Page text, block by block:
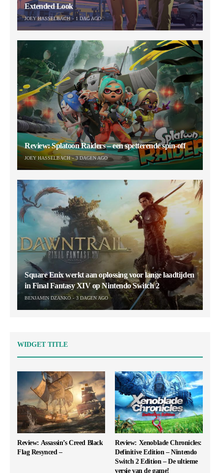
Extended Look
JOEY HASSELBACH 1 DAG AGO
Review: Splatoon Raiders – een spetterende spin-off
JOEY HASSELBACH 3 DAGEN AGO
Square Enix werkt aan oplossing voor lange laadtijden
in Final Fantasy XIV op Nintendo Switch 2
BENJAMIN DZANKO 3 DAGEN AGO
WIDGET TITLE
Review: Assassin’s Creed Black
Flag Resynced –
Review: Xenoblade Chronicles:
Definitive Edition – Nintendo
Switch 2 Edition – De ultieme
versie van de game!